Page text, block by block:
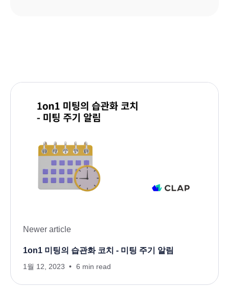
Newer article
1on1 미팅의 습관화 코치 - 미팅 주기 알림
1월 12, 2023 6 min read